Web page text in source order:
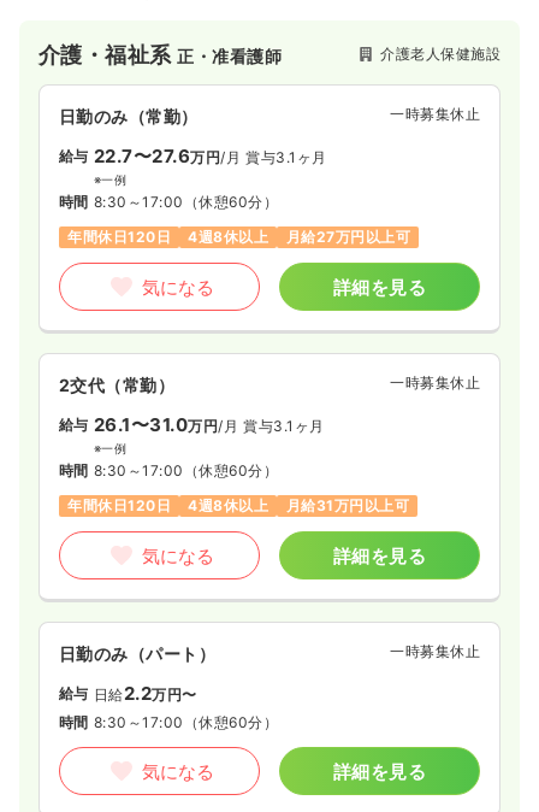
介護・福祉系正・准看護師 介護老人保健施設
日勤のみ（常勤） 一時募集休止
給与 22.7〜27.6万円/月 賞与3.1ヶ月
※一例
時間 8:30～17:00 （休憩60分）
年間休日120日
4週8休以上 月給27万円以上可
気になる 詳細を見る
2交代（常勤） 一時募集休止
給与 26.1〜31.0万円/月 賞与3.1ヶ月
※一例
時間 8:30～17:00 （休憩60分）
年間休日120日
4週8休以上 月給31万円以上可
気になる 詳細を見る
日勤のみ（パート） 一時募集休止
給与 日給2.2万円〜
時間 8:30～17:00 （休憩60分）
気になる 詳細を見る